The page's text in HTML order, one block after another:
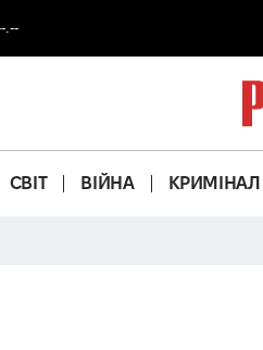
.--
СВІТ ВІЙНА КРИМІНАЛ